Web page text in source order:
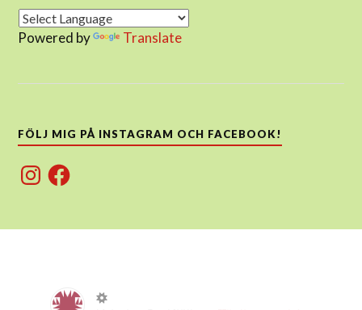
Powered by Translate
FÖLJ MIG PÅ INSTAGRAM OCH FACEBOOK!
InstagramFacebook